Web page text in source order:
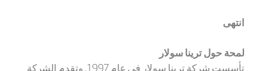
انتهى
لمحة حول ترينا سولار
تأسست شركة ترينا سولار في عام 1997. وتقدم الشركة